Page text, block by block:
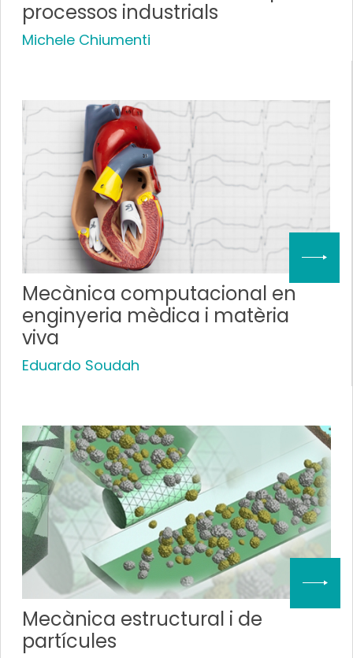
processos industrials
Michele Chiumenti
Mecànica computacional en
enginyeria mèdica i matèria
viva
Eduardo Soudah
Mecànica estructural i de
partícules